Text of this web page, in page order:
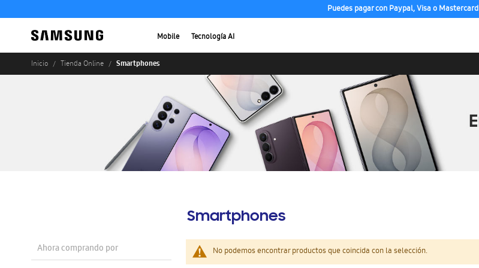
Puedes pagar con Paypal, Visa o Mastercard
Mobile Tecnología AI
Inicio Tienda Online Smartphones
Smartphones
No podemos encontrar productos que coincida con la selección.
Ahora comprando por